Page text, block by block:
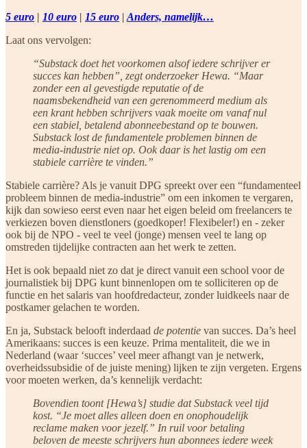
5 euro | 10 euro | 15 euro | Anders, namelijk…
Laat ons vervolgen:
“Substack doet het voorkomen alsof iedere schrijver er
succes kan hebben”, zegt onderzoeker Hewa. “Maar
zonder een al gevestigde reputatie of de
naamsbekendheid van een gerenommeerd medium als
een krant hebben schrijvers vaak moeite om vanaf nul
een stabiel, betalend abonneebestand op te bouwen.
Substack lost de fundamentele problemen binnen de
media-industrie niet op. Ook daar is het lastig om een
stabiele carrière te vinden.”
Stabiele carrière? Als je vanuit DPG spreekt over een “fundamenteel
probleem binnen de media-industrie” om een inkomen te vergaren,
kijk dan sowieso eerst even naar het eigen beleid om freelancers te
verkiezen boven dienstloners (goedkoper! Flexibeler!) en - zeker
ook bij de NPO - veel te veel (jonge) mensen veel te lang op
omstreden tijdelijke contracten aan het werk te zetten.
Het is ook bepaald niet zo dat je direct vanuit een school voor de
journalistiek bij DPG kunt binnenlopen om te solliciteren op de
functie en het salaris van hoofdredacteur, zonder luidkeels naar de
postkamer gelachen te worden.
En ja, Substack belooft inderdaad de potentie van succes. Da’s heel
Amerikaans: succes is een keuze. Prima mentaliteit, die we in
Nederland (waar ‘succes’ veel meer afhangt van je netwerk,
overheidssubsidie of de juiste mening) lijken te zijn vergeten. Ergens
voor moeten werken, da’s kennelijk verdacht:
Bovendien toont [Hewa’s] studie dat Substack veel tijd
kost. “Je moet alles alleen doen en onophoudelijk
reclame maken voor jezelf.” In ruil voor betaling
beloven de meeste schrijvers hun abonnees iedere week